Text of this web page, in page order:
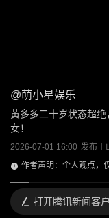
@萌小星娱乐
黄多多二十岁状态超
女！
2026-07-01 16:00 发布于
作者声明：个人观点，
打开腾讯新闻客